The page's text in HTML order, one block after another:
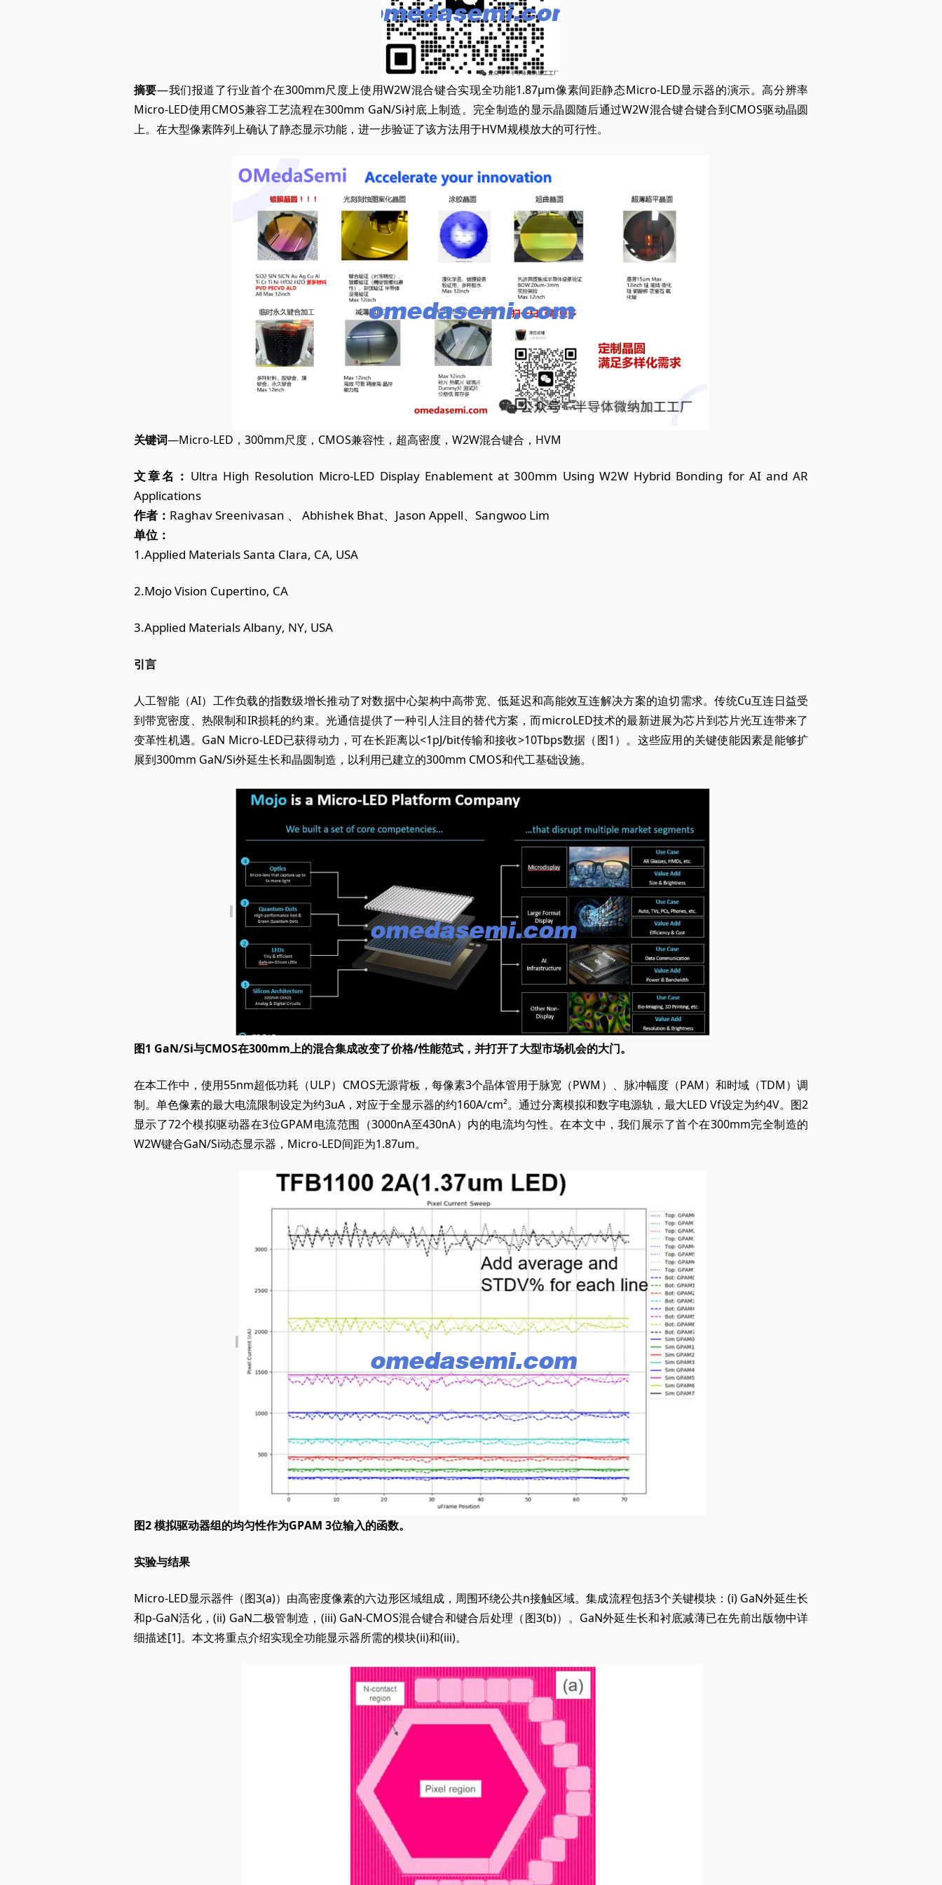
摘要—我们报道了行业首个在300mm尺度上使用W2W混合键合实现全功能1.87μm像素间距静态Micro-LED显示器的演示。高分辨率
Micro-LED使用CMOS兼容工艺流程在300mm GaN/Si衬底上制造。完全制造的显示晶圆随后通过W2W混合键合键合到CMOS驱动晶圆
上。在大型像素阵列上确认了静态显示功能，进一步验证了该方法用于HVM规模放大的可行性。
关键词—Micro-LED，300mm尺度，CMOS兼容性，超高密度，W2W混合键合，HVM
文章名： Ultra High Resolution Micro-LED Display Enablement at 300mm Using W2W Hybrid Bonding for AI and AR
Applications
作者： Raghav Sreenivasan 、 Abhishek Bhat、Jason Appell、Sangwoo Lim
单位：
1.Applied Materials Santa Clara, CA, USA
2.Mojo Vision Cupertino, CA
3.Applied Materials Albany, NY, USA
引言
人工智能（AI）工作负载的指数级增长推动了对数据中心架构中高带宽、低延迟和高能效互连解决方案的迫切需求。传统Cu互连日益受
到带宽密度、热限制和IR损耗的约束。光通信提供了一种引人注目的替代方案，而microLED技术的最新进展为芯片到芯片光互连带来了
变革性机遇。GaN Micro-LED已获得动力，可在长距离以<1pJ/bit传输和接收>10Tbps数据（图1）。这些应用的关键使能因素是能够扩
展到300mm GaN/Si外延生长和晶圆制造，以利用已建立的300mm CMOS和代工基础设施。
图1 GaN/Si与CMOS在300mm上的混合集成改变了价格/性能范式，并打开了大型市场机会的大门。
在本工作中，使用55nm超低功耗（ULP）CMOS无源背板，每像素3个晶体管用于脉宽（PWM）、脉冲幅度（PAM）和时域（TDM）调
制。单色像素的最大电流限制设定为约3uA，对应于全显示器的约160A/cm²。通过分离模拟和数字电源轨，最大LED Vf设定为约4V。图2
显示了72个模拟驱动器在3位GPAM电流范围（3000nA至430nA）内的电流均匀性。在本文中，我们展示了首个在300mm完全制造的
W2W键合GaN/Si动态显示器，Micro-LED间距为1.87um。
图2 模拟驱动器组的均匀性作为GPAM 3位输入的函数。
实验与结果
Micro-LED显示器件（图3(a)）由高密度像素的六边形区域组成，周围环绕公共n接触区域。集成流程包括3个关键模块：(i) GaN外延生长
和p-GaN活化，(ii) GaN二极管制造，(iii) GaN-CMOS混合键合和键合后处理（图3(b)）。GaN外延生长和衬底减薄已在先前出版物中详
细描述[1]。本文将重点介绍实现全功能显示器所需的模块(ii)和(iii)。